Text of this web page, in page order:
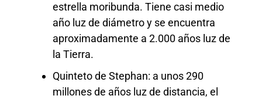
estrella moribunda. Tiene casi medio
año luz de diámetro y se encuentra
aproximadamente a 2.000 años luz de
la Tierra.
Quinteto de Stephan: a unos 290
millones de años luz de distancia, el